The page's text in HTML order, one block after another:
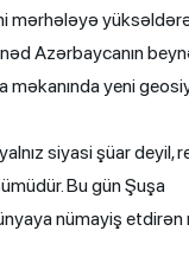
mərhələyə
Azərbaycanın
məkanında yeni
siyasi şüar deyil,
Bu gün Şuşa
nümayiş etdirən